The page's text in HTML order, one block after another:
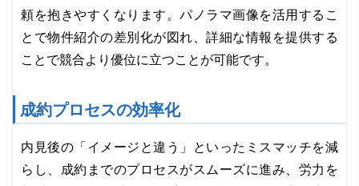
頼を抱きやすくなります。パノラマ画像を活用するこ
とで物件紹介の差別化が図れ、詳細な情報を提供する
ことで競合より優位に立つことが可能です。
成約プロセスの効率化
内見後の「イメージと違う」といったミスマッチを減
らし、成約までのプロセスがスムーズに進み、労力を